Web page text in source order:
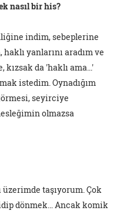
nasıl bir his?
indim, sebeplerine
yanlarını aradım ve
da 'haklı ama...'
istedim. Oynadığım
seyirciye
olmazsa
taşıyorum. Çok
dönmek… Ancak komik